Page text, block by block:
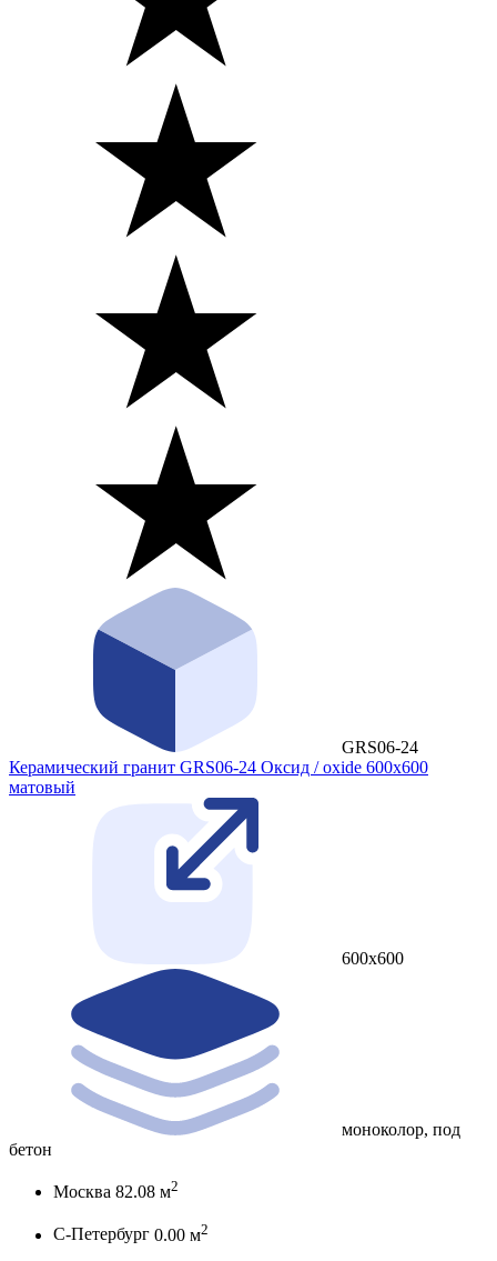
GRS06-24
Керамический гранит GRS06-24 Оксид / oxide 600x600
матовый
600x600
моноколор, под
бетон
Москва 82.08 м2
С-Петербург 0.00 м2